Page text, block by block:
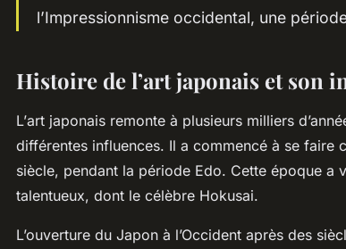
l’Impressionnisme occidental, une
Histoire de l’art japonais et son
L’art japonais remonte à plusieurs milliers
différentes influences. Il a commencé à se faire
siècle, pendant la période Edo. Cette époque a
talentueux, dont le célèbre Hokusai.
L’ouverture du Japon à l’Occident après des